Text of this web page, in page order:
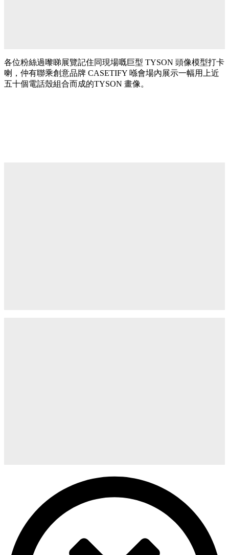
各位粉絲過嚟睇展覽記住同現場嘅巨型 TYSON 頭像模型打卡
喇，仲有聯乘創意品牌 CASETIFY 喺會場內展示一幅用上近
五十個電話殼組合而成的TYSON 畫像。